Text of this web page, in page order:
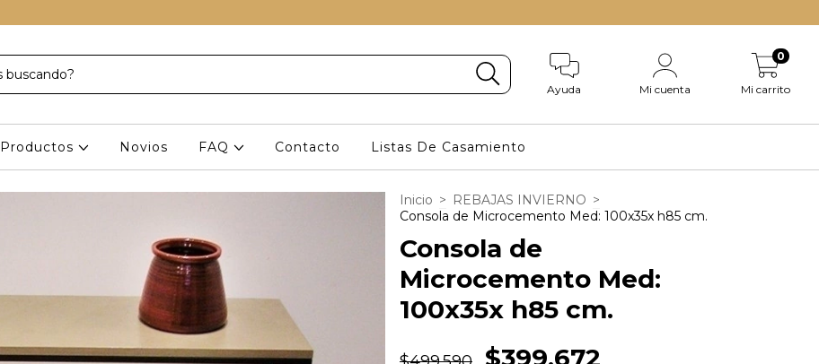
Ayuda Mi cuenta Mi carrito
0
Productos Novios FAQ Contacto Listas De Casamiento
Inicio > REBAJAS INVIERNO >
Consola de Microcemento Med: 100x35x h85 cm.
Consola de
Microcemento Med:
100x35x h85 cm.
$399.672